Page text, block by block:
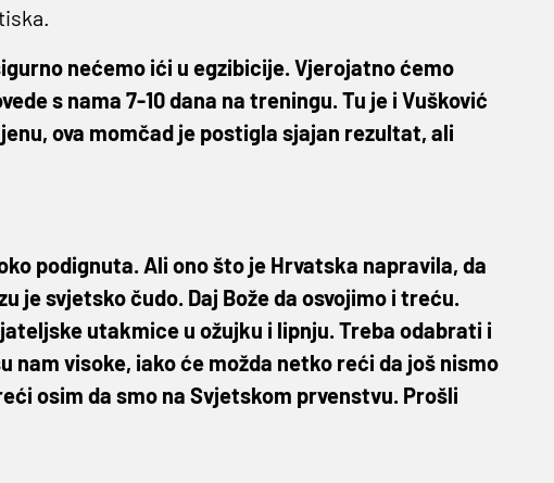
nećemo ići u egzibicije. Vjerojatno ćemo
s nama 7-10 dana na treningu. Tu je i Vušković
ova momčad je postigla sjajan rezultat, ali
podignuta. Ali ono što je Hrvatska napravila, da
je svjetsko čudo. Daj Bože da osvojimo i treću.
utakmice u ožujku i lipnju. Treba odabrati i
nam visoke, iako će možda netko reći da još nismo
osim da smo na Svjetskom prvenstvu. Prošli